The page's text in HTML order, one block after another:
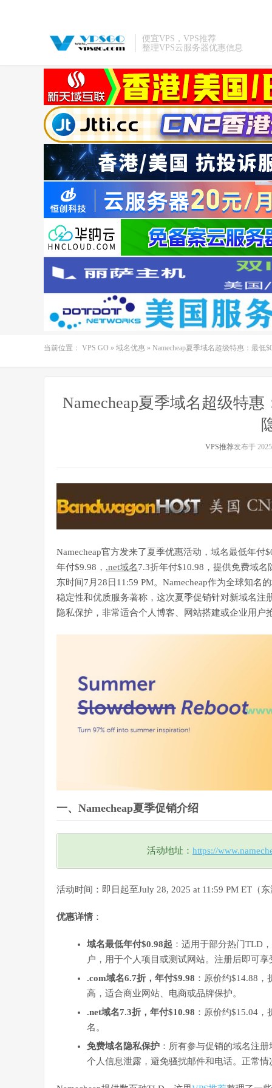
便宜VPS，VPS推荐
整理VPS云服务器优惠信息
当前位置： VPS GO » 域名优惠 » Namecheap夏季域名超级特惠：最低
Namecheap夏季域名超级特
VPS推荐发布于
Namecheap官方发来了夏季优惠活动，域名最低年付
年付$9.98， .net域名7.3折年付$10.98，提供免费域
东时间7月28日11:59 PM。Namecheap作为全球知名
稳定性和优质服务著称，这次夏季促销针对新域名注
隐私保护，非常适合个人博客、网站搭建或企业用户
一、Namecheap夏季促销介绍
活动地址： https://
活动时间：即日起至July 28, 2025 at 11:59 PM ET（
优惠详情 ：
域名最低年付$0.98起 ：适用于部分热门TLD
户，用于个人项目或测试网站。注册后即可
.com域名6.7折，年付$9.98 ：原价约$14.88
高，适合商业网站、电商或品牌保护。
.net域名7.3折，年付$10.98 ：原价约$15.04
名。
免费域名隐私保护 ：所有参与促销的域名注
个人信息泄露，避免骚扰邮件和电话。正常